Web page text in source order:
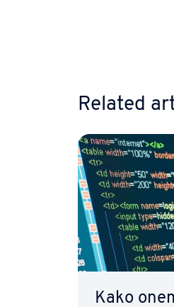
Related
Kako